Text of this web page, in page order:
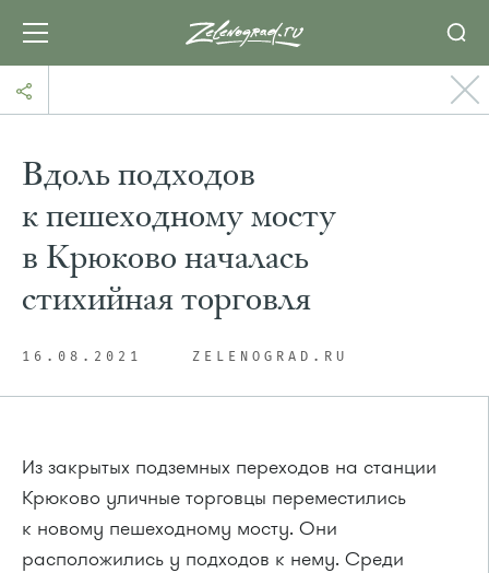
Вдоль подходов
к пешеходному мосту
в Крюково началась
стихийная торговля
16.08.2021 ZELENOGRAD.RU
Из закрытых подземных переходов на станции
Крюково уличные торговцы переместились
к новому пешеходному мосту. Они
расположились у подходов к нему. Среди